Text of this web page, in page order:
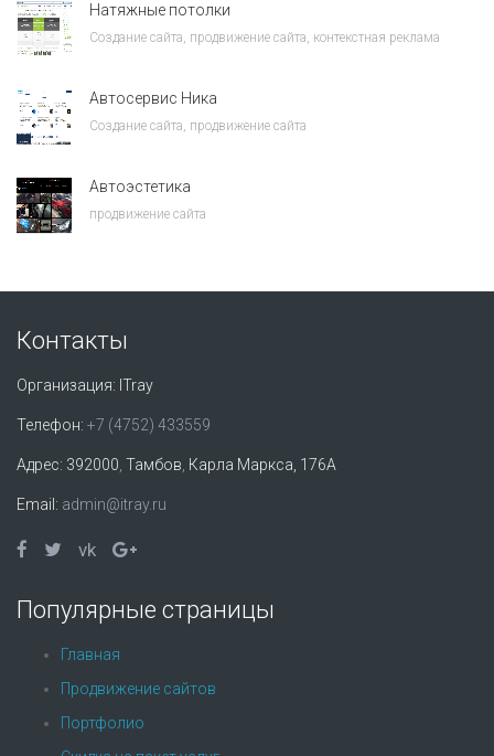
Натяжные потолки
Создание сайта, продвижение сайта, контекстная реклама
Автосервис Ника
Создание сайта, продвижение сайта
Автоэстетика
продвижение сайта
Контакты
Организация: ITray
Телефон: +7 (4752) 433559
Адрес: 392000, Тамбов, Карла Маркса, 176А
Email: admin@itray.ru
vk
Популярные страницы
Главная
Продвижение сайтов
Портфолио